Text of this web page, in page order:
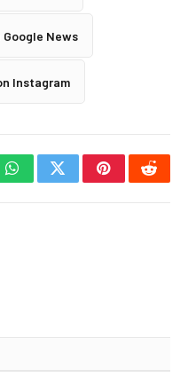
Google News
Instagram
WhatsAppTwitterPinterest